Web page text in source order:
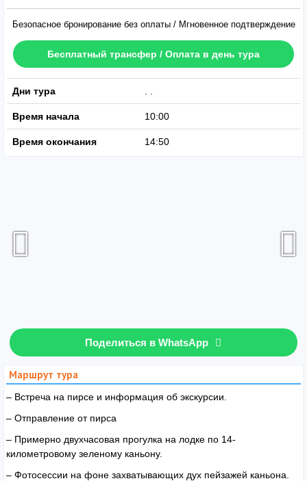
Безопасное бронирование без оплаты / Мгновенное подтверждение
Бесплатный трансфер / Оплата в день тура
Дни тура
Время начала 10:00
Время окончания 14:50
Поделиться в WhatsApp
Маршрут тура
– Встреча на пирсе и информация об экскурсии.
– Отправление от пирса
– Примерно двухчасовая прогулка на лодке по 14-
километровому зеленому каньону.
– Фотосессии на фоне захватывающих дух пейзажей каньона.